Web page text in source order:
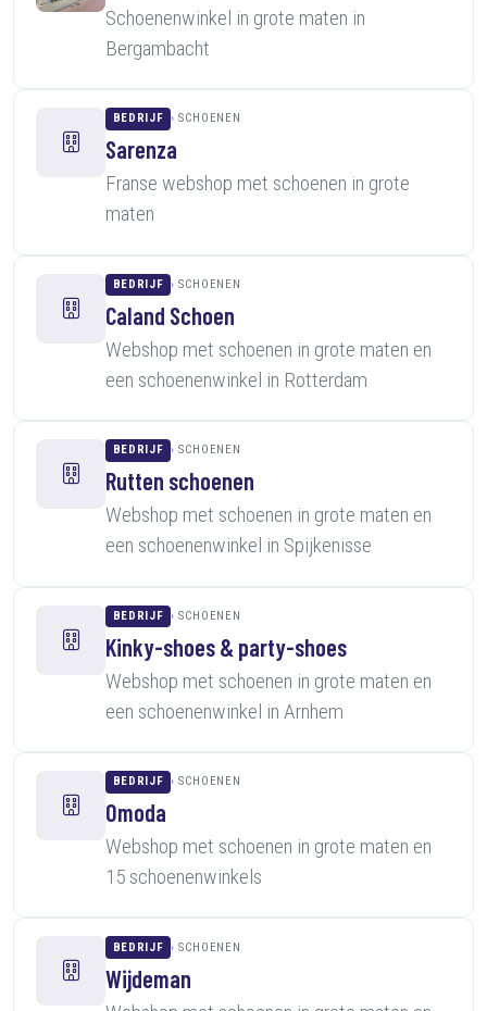
Schoenenwinkel in grote maten in
Bergambacht
BEDRIJF SCHOENEN
Sarenza
Franse webshop met schoenen in grote
maten
BEDRIJF SCHOENEN
Caland Schoen
Webshop met schoenen in grote maten en
een schoenenwinkel in Rotterdam
BEDRIJF SCHOENEN
Rutten schoenen
Webshop met schoenen in grote maten en
een schoenenwinkel in Spijkenisse
BEDRIJF SCHOENEN
Kinky-shoes & party-shoes
Webshop met schoenen in grote maten en
een schoenenwinkel in Arnhem
BEDRIJF SCHOENEN
Omoda
Webshop met schoenen in grote maten en
15 schoenenwinkels
BEDRIJF SCHOENEN
Wijdeman